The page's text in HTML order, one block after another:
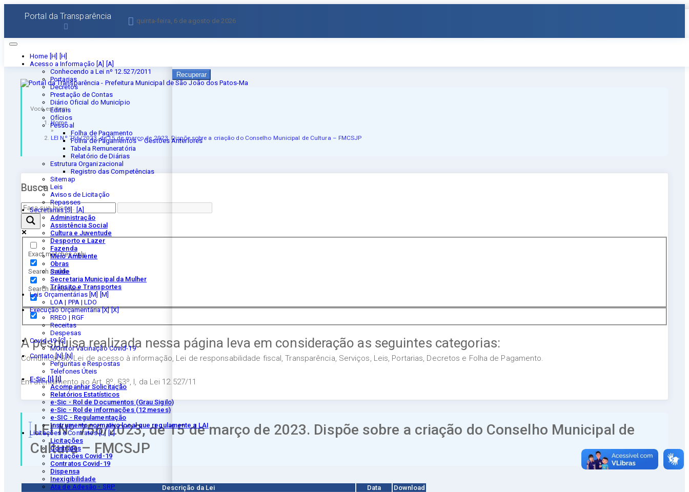
Home [H]
Acesso a Informação [A]
Conhecendo a Lei nº 12.527/2011
Portarias
Decretos
Prestação de Contas
Diário Oficial do Município
Editais
Ofícios
Pessoal
Folha de Pagamento
Folha de Pagamentos – Gestões Anteriores
Tabela Remuneratória
Relatório de Diárias
Estrutura Organizacional
Registro das Competências
Sitemap
Leis
Avisos de Licitação
Repasses
Secretarias [S]
Administração
Assistência Social
Cultura e Juventude
Desporto e Lazer
Fazenda
Meio Ambiente
Obras
Saúde
Secretaria Municipal da Mulher
Trânsito e Transportes
Leis Orçamentárias [M]
LOA | PPA | LDO
Execução Orçamentária [X]
RREO | RGF
Receitas
Despesas
Covid-19
MOnitor Vacinação Covid-19
Contato [N]
Perguntas e Respostas
Telefones Úteis
E-Sic [I]
Acompanhar Solicitação
Relatórios Estatísticos
e-Sic - Rol de Documentos (Grau Sigilo)
e-Sic - Rol de informações (12 meses)
e-SIC - Regulamentação
Instrumento normativo local que regulamente a LAI
Licitações e Contratos [L]
Licitações
Contratos
Licitações Covid-19
Contratos Covid-19
Dispensa
Inexigibilidade
Ata de Adesão - SRP
Portal da Transparência quinta-feira, 6 de agosto de 2026
Você está em:
Home
»
LEI Nº 756/2023, de 15 de março de 2023. Dispõe sobre a criação do Conselho Municipal de Cultura – FMCSJP
Busca
Exact matches only
Search in title
Search in content
A pesquisa realizada nessa página leva em consideração as seguintes categorias:
Comunicação, Lei de acesso à informação, Lei de responsabilidade fiscal, Transparência, Serviços, Leis, Portarias, Decretos e Folha de Pagamento.
Em atendimento ao Art. 8º, §3º, I, da Lei 12.527/11
LEI Nº 756/2023, de 15 de março de 2023. Dispõe sobre a criação do Conselho Municipal de
Cultura – FMCSJP
Descrição da Lei Data Download
Recuperar